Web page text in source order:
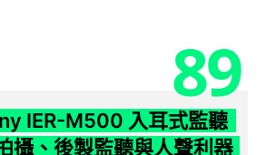
89
IER-M500 入耳式監聽
攝、後製監聽與人聲利器